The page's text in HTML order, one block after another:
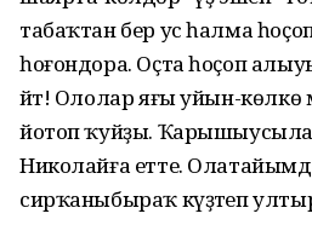
табаҡтан бер ус һалма
һо­ғондора. Оҫта һоҫоп
әйт! Ололар яғы уйын-
йотоп ҡуйҙы.
Николайға етте.
сирҡаны­быраҡ күҙәтеп